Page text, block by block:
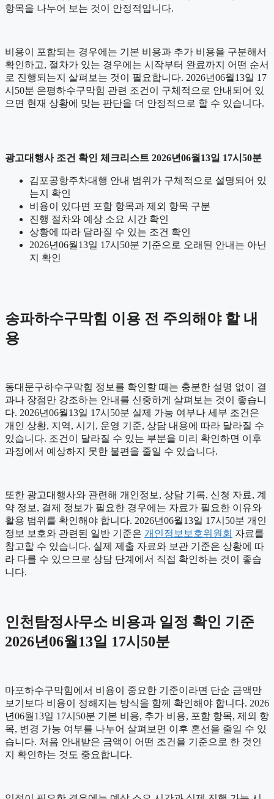
항목을 나누어 보는 것이 안정적입니다.
비용이 포함되는 경우에는 기본 비용과 추가 비용을 구분해서
확인하고, 절차가 있는 경우에는 시작부터 완료까지 어떤 순서
로 진행되는지 살펴보는 것이 필요합니다. 2026년06월13일 17
시50분 은평하수구막힘 관련 조건이 구체적으로 안내되어 있
으면 현재 상황에 맞는 판단을 더 안정적으로 할 수 있습니다.
광고대행사 조건 확인 체크리스트 2026년06월13일 17시50분
김포공항주차대행 안내 범위가 구체적으로 설명되어 있
는지 확인
비용이 있다면 포함 항목과 제외 항목 구분
진행 절차와 예상 소요 시간 확인
상황에 따라 달라질 수 있는 조건 확인
2026년06월13일 17시50분 기준으로 오래된 안내는 아닌
지 확인
송파하수구막힘 이용 전 주의해야 할 내
용
동대문구하수구막힘 정보를 확인할 때는 충분한 설명 없이 결
과나 장점만 강조하는 안내를 신중하게 살펴보는 것이 좋습니
다. 2026년06월13일 17시50분 실제 가능 여부나 세부 조건은
개인 상황, 지역, 시기, 운영 기준, 상담 내용에 따라 달라질 수
있습니다. 조건이 달라질 수 있는 부분을 미리 확인하면 이후
과정에서 예상하지 못한 불편을 줄일 수 있습니다.
또한 광고대행사와 관련해 개인정보, 상담 기록, 신청 자료, 계
약 정보, 결제 정보가 필요한 경우에는 자료가 필요한 이유와
활용 범위를 확인해야 합니다. 2026년06월13일 17시50분 개인
정보 보호와 관련된 일반 기준은 개인정보보호위원회 자료를
참고할 수 있습니다. 실제 제출 자료와 보관 기준은 상황에 따
라 다를 수 있으므로 상담 단계에서 직접 확인하는 것이 좋습
니다.
인천탐정사무소 비용과 일정 확인 기준
2026년06월13일 17시50분
마포하수구막힘에서 비용이 중요한 기준이라면 단순 금액만
보기보다 비용이 정해지는 방식을 함께 확인해야 합니다. 2026
년06월13일 17시50분 기본 비용, 추가 비용, 포함 항목, 제외 항
목, 변경 가능 여부를 나누어 살펴보면 이후 혼선을 줄일 수 있
습니다. 처음 안내받은 금액이 어떤 조건을 기준으로 한 것인
지 확인하는 것도 중요합니다.